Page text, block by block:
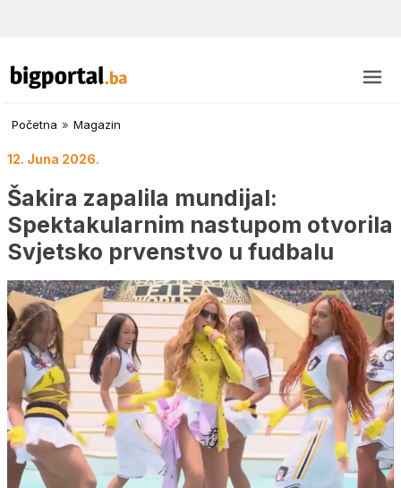
Početna » Magazin
12. Juna 2026.
Šakira zapalila mundijal:
Spektakularnim nastupom otvorila
Svjetsko prvenstvo u fudbalu